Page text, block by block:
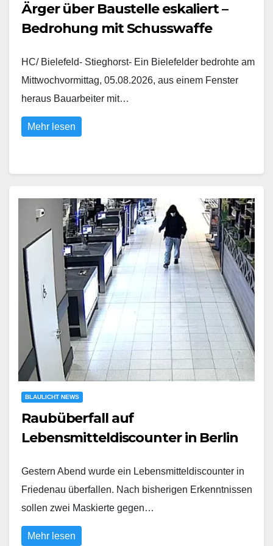
Ärger über Baustelle eskaliert –
Bedrohung mit Schusswaffe
HC/ Bielefeld- Stieghorst- Ein Bielefelder bedrohte am
Mittwochvormittag, 05.08.2026, aus einem Fenster
heraus Bauarbeiter mit…
Mehr lesen
BLAULICHT NEWS
Raubüberfall auf
Lebensmitteldiscounter in Berlin
Gestern Abend wurde ein Lebensmitteldiscounter in
Friedenau überfallen. Nach bisherigen Erkenntnissen
sollen zwei Maskierte gegen…
Mehr lesen